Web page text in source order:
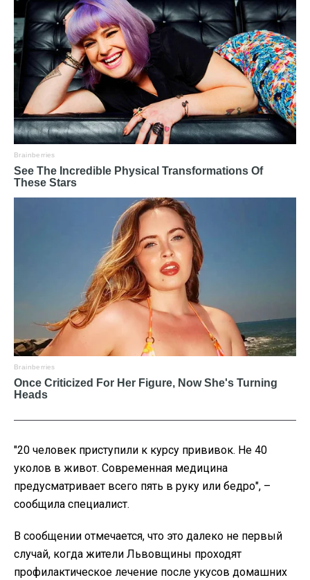
"20 человек приступили к курсу прививок. Не 40
уколов в живот. Современная медицина
предусматривает всего пять в руку или бедро", –
сообщила специалист.
В сообщении отмечается, что это далеко не первый
случай, когда жители Львовщины проходят
профилактическое лечение после укусов домашних